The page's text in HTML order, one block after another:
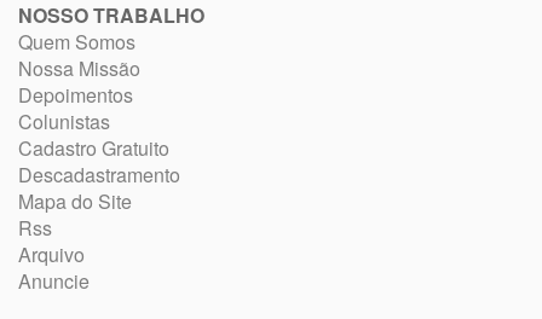
NOSSO TRABALHO
Quem Somos
Nossa Missão
Depoimentos
Colunistas
Cadastro Gratuito
Descadastramento
Mapa do Site
Rss
Arquivo
Anuncie